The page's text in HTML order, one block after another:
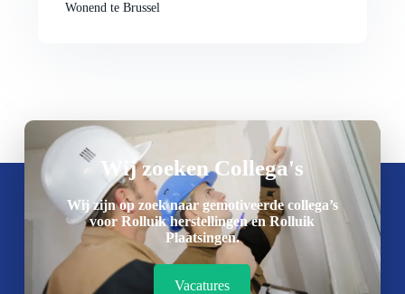
Wonend te Brussel
Wij zoeken Collega's
Wij zijn op zoek naar gemotiveerde collega’s
voor Rolluik herstellingen en Rolluik
Plaatsingen.
Vacatures